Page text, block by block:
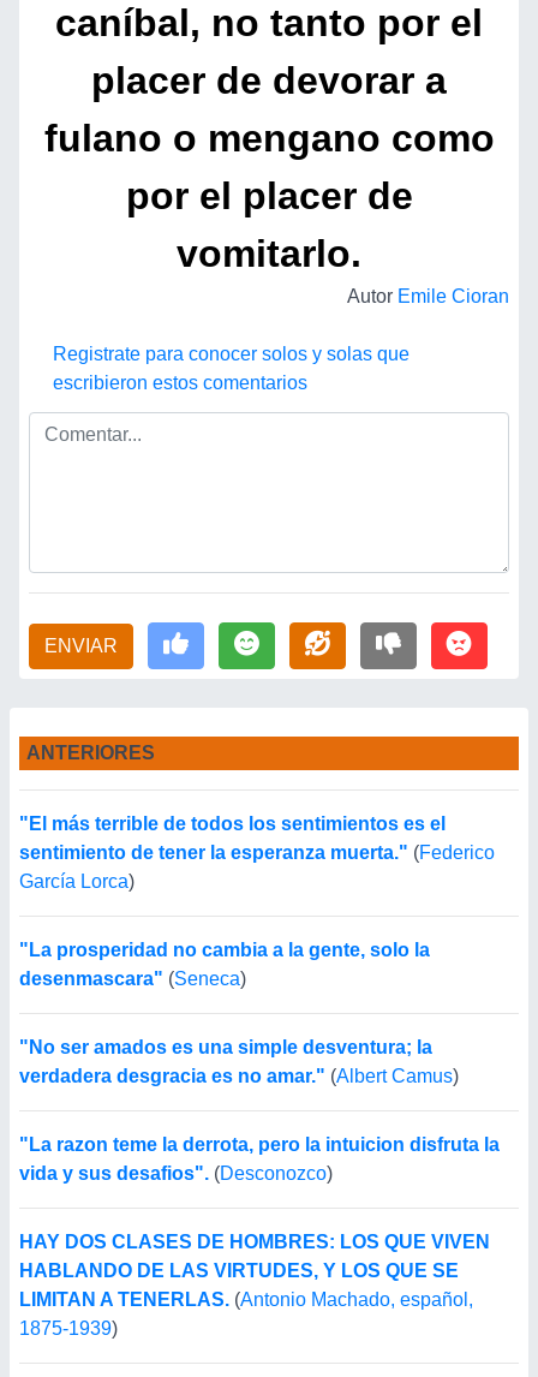
caníbal, no tanto por el
placer de devorar a
fulano o mengano como
por el placer de
vomitarlo.
Autor Emile Cioran
Registrate para conocer solos y solas que
escribieron estos comentarios
ENVIAR
ANTERIORES
"El más terrible de todos los sentimientos es el
sentimiento de tener la esperanza muerta." (Federico
García Lorca)
"La prosperidad no cambia a la gente, solo la
desenmascara" (Seneca)
"No ser amados es una simple desventura; la
verdadera desgracia es no amar." (Albert Camus)
"La razon teme la derrota, pero la intuicion disfruta la
vida y sus desafios". (Desconozco)
HAY DOS CLASES DE HOMBRES: LOS QUE VIVEN
HABLANDO DE LAS VIRTUDES, Y LOS QUE SE
LIMITAN A TENERLAS. (Antonio Machado, español,
1875-1939)